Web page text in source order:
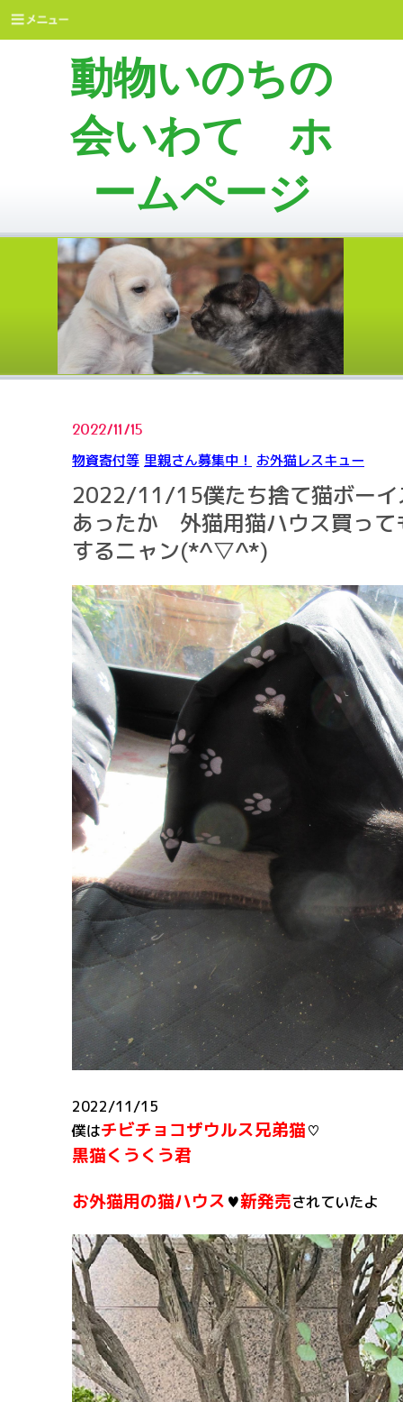
動物いのちの
会いわて ホ
ームページ
2022/11/15
物資寄付等 里親さん募集中！ お外猫レスキュー
2022/11/15僕たち捨て猫ボ
あったか 外猫用猫ハウス買っ
するニャン(*^▽^*)
2022/11/15
僕はチビチョコザウルス兄弟猫♡
黒猫くうくう君
お外猫用の猫ハウス ♥新発売されていたよ